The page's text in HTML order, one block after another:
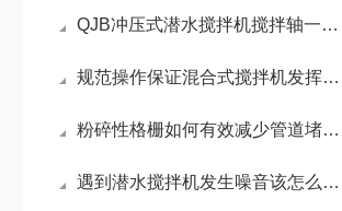
QJB冲压式潜水搅拌机搅拌轴一旦断裂时的紧急处理
规范操作保证混合式搅拌机发挥实效
粉碎性格栅如何有效减少管道堵塞问题？
遇到潜水搅拌机发生噪音该怎么判别及处理